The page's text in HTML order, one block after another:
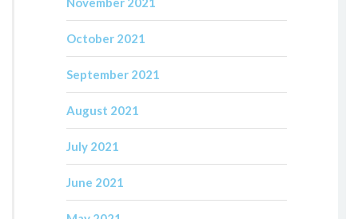
October 2021
September 2021
August 2021
July 2021
June 2021